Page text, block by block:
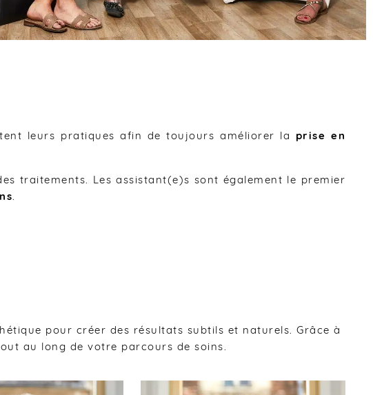
leurs pratiques afin de toujours améliorer la prise en
traitements. Les assistant(e)s sont également le premier
.
pour créer des résultats subtils et naturels. Grâce à
au long de votre parcours de soins.